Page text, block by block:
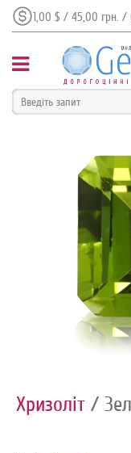
1,00 $ / 45,00 грн. /
Хризоліт /